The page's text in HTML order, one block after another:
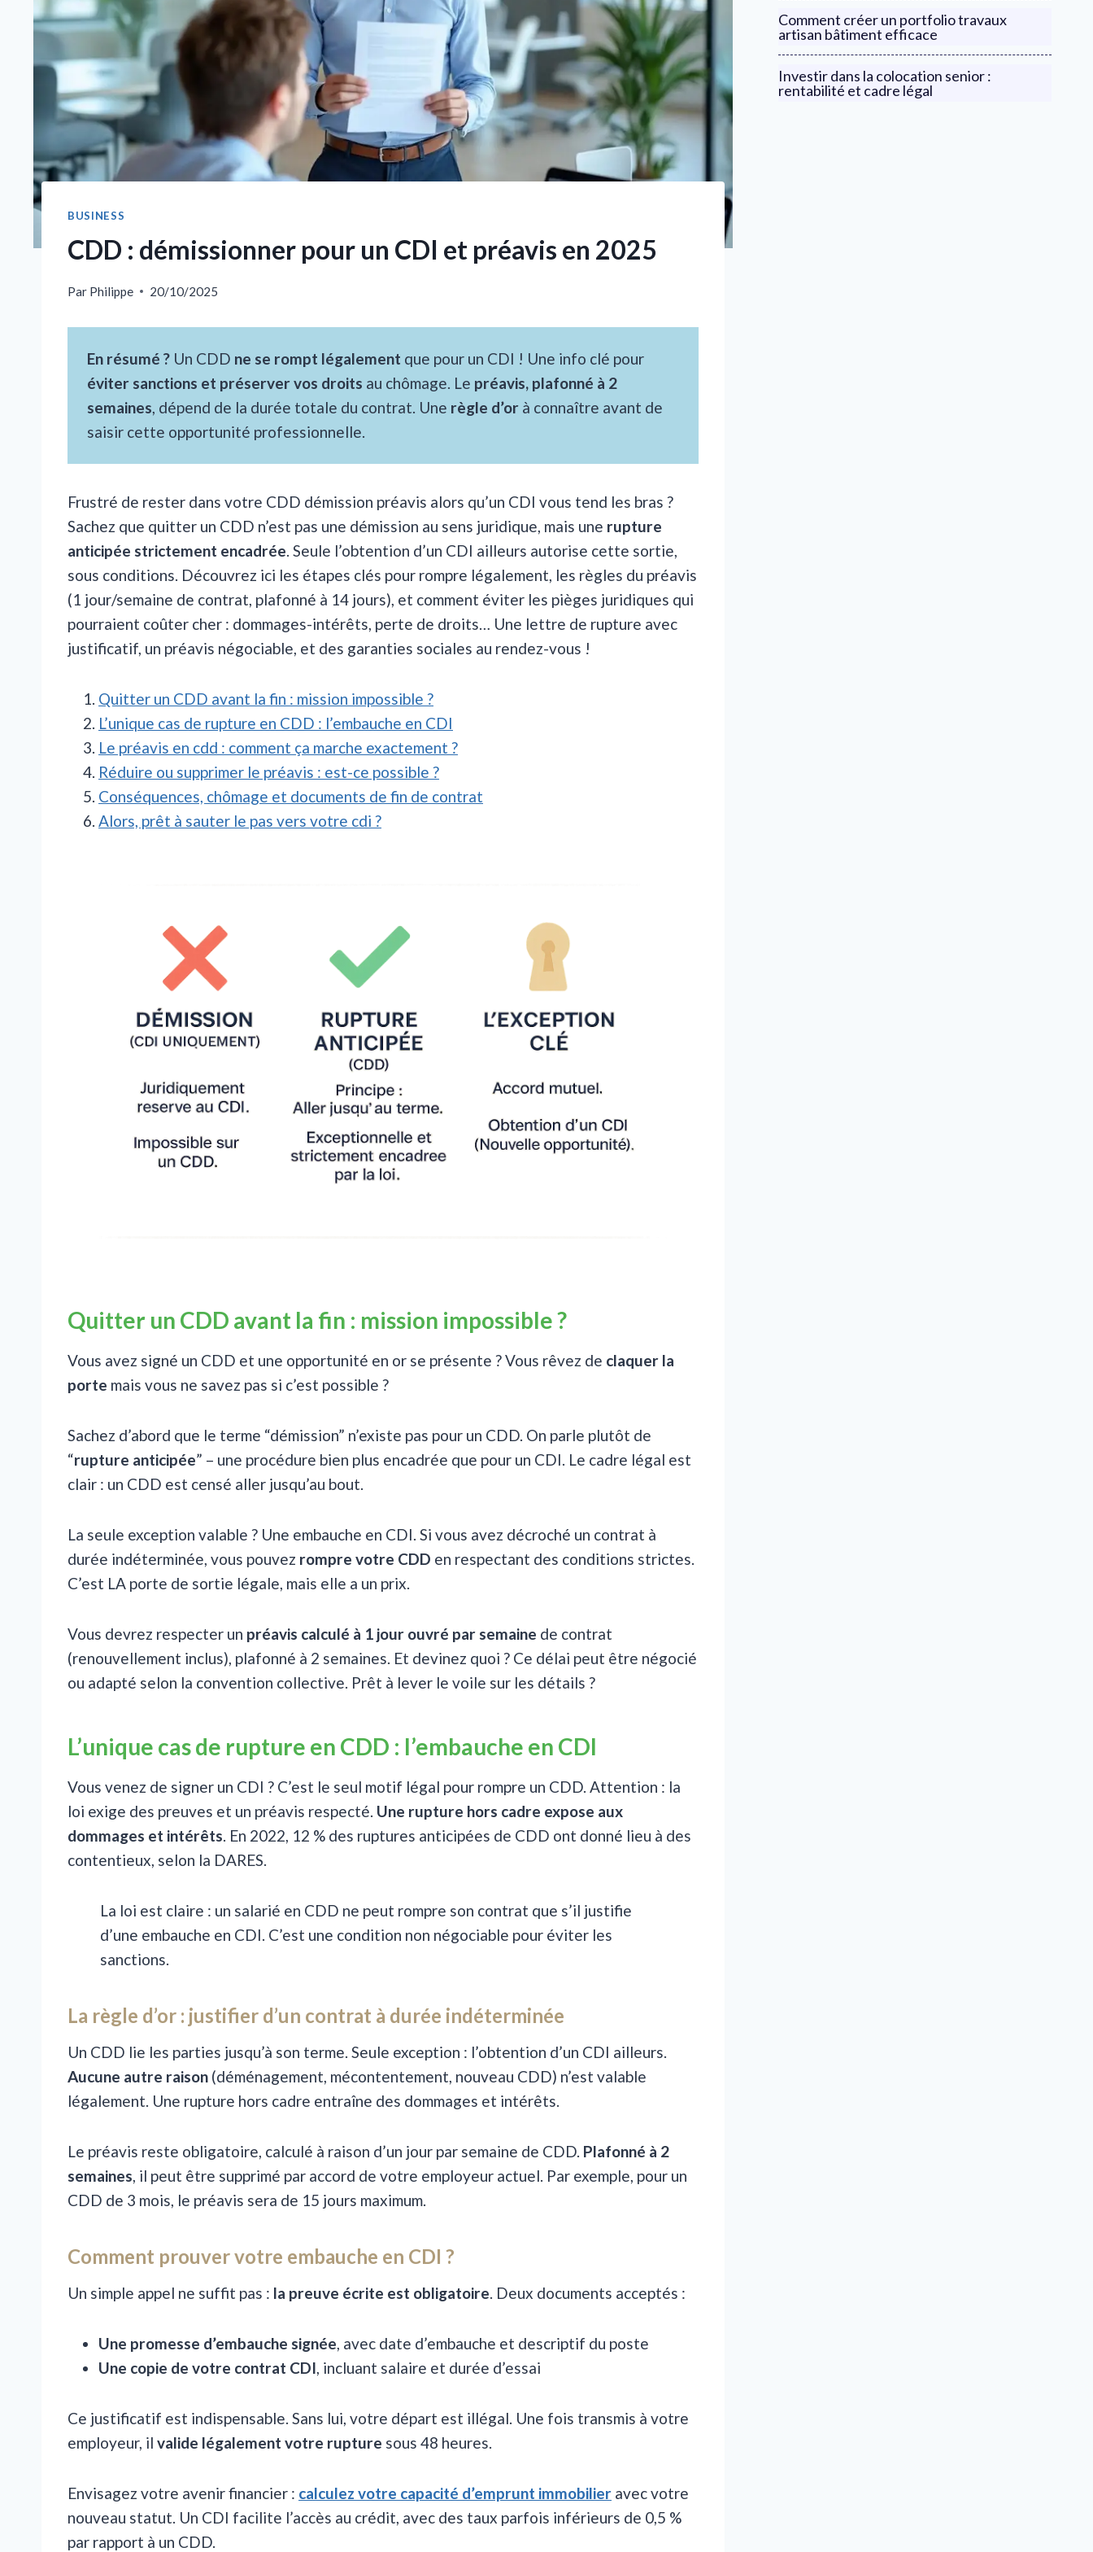
BUSINESS
CDD : démissionner pour un CDI et préavis en 2025
Par Philippe 20/10/2025
En résumé ? Un CDD ne se rompt légalement que pour un CDI ! Une info clé pour
éviter sanctions et préserver vos droits au chômage. Le préavis, plafonné à 2
semaines, dépend de la durée totale du contrat. Une règle d’or à connaître avant de
saisir cette opportunité professionnelle.
Frustré de rester dans votre CDD démission préavis alors qu’un CDI vous tend les bras ?
Sachez que quitter un CDD n’est pas une démission au sens juridique, mais une rupture
anticipée strictement encadrée. Seule l’obtention d’un CDI ailleurs autorise cette sortie,
sous conditions. Découvrez ici les étapes clés pour rompre légalement, les règles du préavis
(1 jour/semaine de contrat, plafonné à 14 jours), et comment éviter les pièges juridiques qui
pourraient coûter cher : dommages-intérêts, perte de droits… Une lettre de rupture avec
justificatif, un préavis négociable, et des garanties sociales au rendez-vous !
Quitter un CDD avant la fin : mission impossible ?
L’unique cas de rupture en CDD : l’embauche en CDI
Le préavis en cdd : comment ça marche exactement ?
Réduire ou supprimer le préavis : est-ce possible ?
Conséquences, chômage et documents de fin de contrat
Alors, prêt à sauter le pas vers votre cdi ?
Quitter un CDD avant la fin : mission impossible ?
Vous avez signé un CDD et une opportunité en or se présente ? Vous rêvez de claquer la
porte mais vous ne savez pas si c’est possible ?
Sachez d’abord que le terme “démission” n’existe pas pour un CDD. On parle plutôt de
“rupture anticipée” – une procédure bien plus encadrée que pour un CDI. Le cadre légal est
clair : un CDD est censé aller jusqu’au bout.
La seule exception valable ? Une embauche en CDI. Si vous avez décroché un contrat à
durée indéterminée, vous pouvez rompre votre CDD en respectant des conditions strictes.
C’est LA porte de sortie légale, mais elle a un prix.
Vous devrez respecter un préavis calculé à 1 jour ouvré par semaine de contrat
(renouvellement inclus), plafonné à 2 semaines. Et devinez quoi ? Ce délai peut être négocié
ou adapté selon la convention collective. Prêt à lever le voile sur les détails ?
L’unique cas de rupture en CDD : l’embauche en CDI
Vous venez de signer un CDI ? C’est le seul motif légal pour rompre un CDD. Attention : la
loi exige des preuves et un préavis respecté. Une rupture hors cadre expose aux
dommages et intérêts. En 2022, 12 % des ruptures anticipées de CDD ont donné lieu à des
contentieux, selon la DARES.
La loi est claire : un salarié en CDD ne peut rompre son contrat que s’il justifie
d’une embauche en CDI. C’est une condition non négociable pour éviter les
sanctions.
La règle d’or : justifier d’un contrat à durée indéterminée
Un CDD lie les parties jusqu’à son terme. Seule exception : l’obtention d’un CDI ailleurs.
Aucune autre raison (déménagement, mécontentement, nouveau CDD) n’est valable
légalement. Une rupture hors cadre entraîne des dommages et intérêts.
Le préavis reste obligatoire, calculé à raison d’un jour par semaine de CDD. Plafonné à 2
semaines, il peut être supprimé par accord de votre employeur actuel. Par exemple, pour un
CDD de 3 mois, le préavis sera de 15 jours maximum.
Comment prouver votre embauche en CDI ?
Un simple appel ne suffit pas : la preuve écrite est obligatoire. Deux documents acceptés :
Une promesse d’embauche signée, avec date d’embauche et descriptif du poste
Une copie de votre contrat CDI, incluant salaire et durée d’essai
Ce justificatif est indispensable. Sans lui, votre départ est illégal. Une fois transmis à votre
employeur, il valide légalement votre rupture sous 48 heures.
Envisagez votre avenir financier : calculez votre capacité d’emprunt immobilier avec votre
nouveau statut. Un CDI facilite l’accès au crédit, avec des taux parfois inférieurs de 0,5 %
par rapport à un CDD.
Comment créer un portfolio travaux
artisan bâtiment efficace
Investir dans la colocation senior :
rentabilité et cadre légal